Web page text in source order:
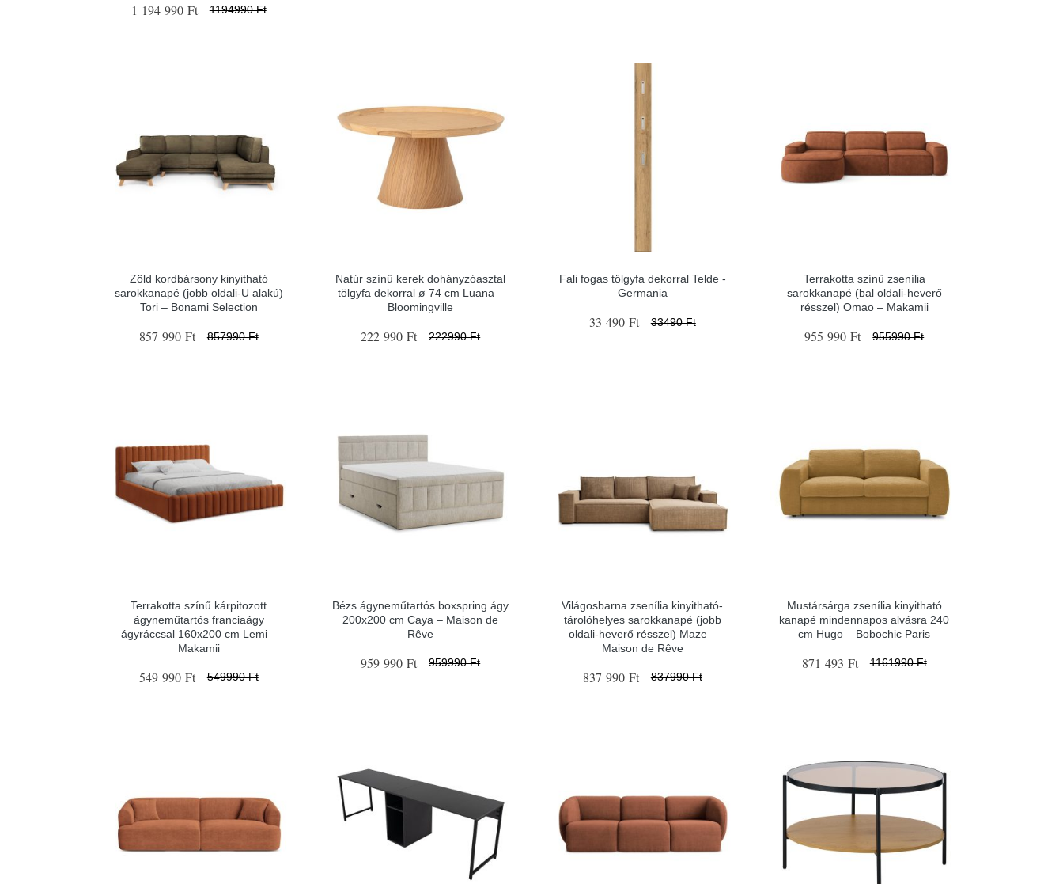
1 194 990 Ft 1194990 Ft
Zöld kordbársony kinyitható
sarokkanapé (jobb oldali-U alakú)
Tori – Bonami Selection
857 990 Ft 857990 Ft
Natúr színű kerek dohányzóasztal
tölgyfa dekorral ø 74 cm Luana –
Bloomingville
222 990 Ft 222990 Ft
Fali fogas tölgyfa dekorral Telde -
Germania
33 490 Ft 33490 Ft
Terrakotta színű zsenília
sarokkanapé (bal oldali-heverő
résszel) Omao – Makamii
955 990 Ft 955990 Ft
Terrakotta színű kárpitozott
ágyneműtartós franciaágy
ágyráccsal 160x200 cm Lemi –
Makamii
549 990 Ft 549990 Ft
Bézs ágyneműtartós boxspring ágy
200x200 cm Caya – Maison de
Rêve
959 990 Ft 959990 Ft
Világosbarna zsenília kinyitható-
tárolóhelyes sarokkanapé (jobb
oldali-heverő résszel) Maze –
Maison de Rêve
837 990 Ft 837990 Ft
Mustársárga zsenília kinyitható
kanapé mindennapos alvásra 240
cm Hugo – Bobochic Paris
871 493 Ft 1161990 Ft